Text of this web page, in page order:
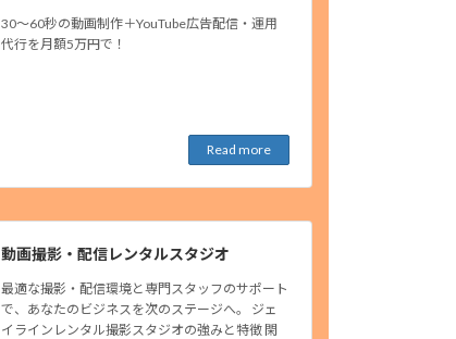
30～60秒の動画制作＋YouTube広告配信・運用
代行を月額5万円で！
Read more
動画撮影・配信レンタルスタジオ
最適な撮影・配信環境と専門スタッフのサポート
で、あなたのビジネスを次のステージへ。 ジェ
イラインレンタル撮影スタジオの強みと特徴 閑